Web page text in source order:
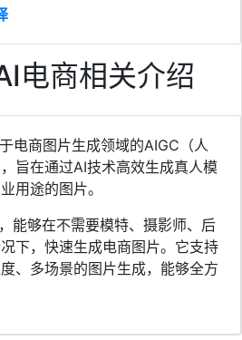
电商相关介绍
电商图片生成领域的AIGC（人
旨在通过AI技术高效生成真人模
用途的图片。
能够在不需要模特、摄影师、后
下，快速生成电商图片。它支持
、多场景的图片生成，能够全方